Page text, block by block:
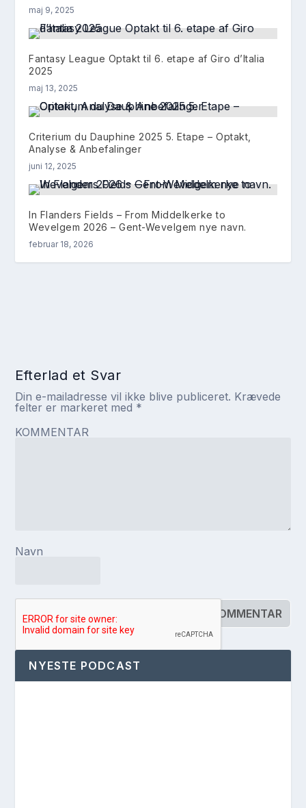
maj 9, 2025
Fantasy League Optakt til 6. etape af Giro d’Italia
2025
maj 13, 2025
Criterium du Dauphine 2025 5. Etape – Optakt,
Analyse & Anbefalinger
juni 12, 2025
In Flanders Fields – From Middelkerke to
Wevelgem 2026 – Gent-Wevelgem nye navn.
februar 18, 2026
Efterlad et Svar
Din e-mailadresse vil ikke blive publiceret. Krævede
felter er markeret med *
KOMMENTAR
Navn
NYESTE PODCAST